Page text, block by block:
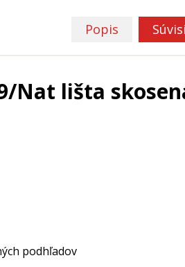
Popis
Nat lišta
podhľadov